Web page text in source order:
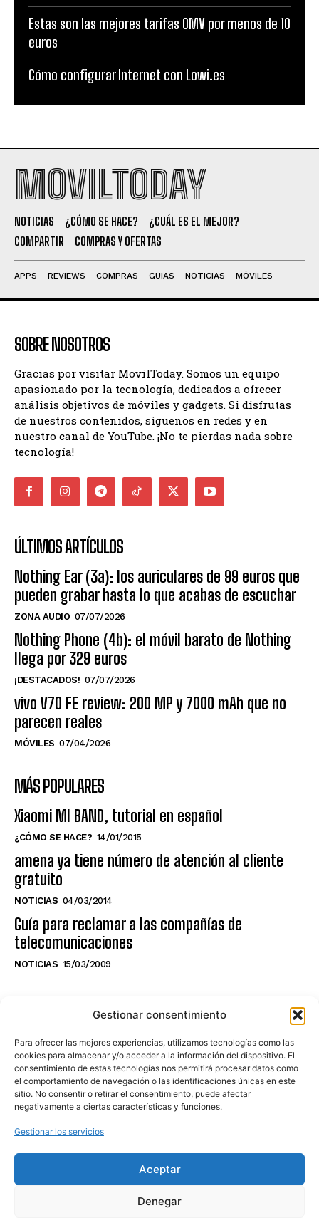
Gestionar consentimiento
Para ofrecer las mejores experiencias, utilizamos tecnologías como las
cookies para almacenar y/o acceder a la información del dispositivo. El
consentimiento de estas tecnologías nos permitirá procesar datos como
el comportamiento de navegación o las identificaciones únicas en este
sitio. No consentir o retirar el consentimiento, puede afectar
negativamente a ciertas características y funciones.
Gestionar los servicios
Aceptar
Denegar
Estas son las mejores tarifas OMV por menos de 10
euros
Cómo configurar Internet con Lowi.es
MOVILTODAY
NOTICIAS ¿CÓMO SE HACE?
¿CUÁL ES EL MEJOR?
COMPARTIR
COMPRAS Y OFERTAS
APPS REVIEWS COMPRAS GUIAS NOTICIAS MÓVILES
SOBRE NOSOTROS
Gracias por visitar MovilToday. Somos un equipo
apasionado por la tecnología, dedicados a ofrecer
análisis objetivos de móviles y gadgets. Si disfrutas
de nuestros contenidos, síguenos en redes y en
nuestro canal de YouTube. ¡No te pierdas nada sobre
tecnología!
ÚLTIMOS ARTÍCULOS
Nothing Ear (3a): los auriculares de 99 euros que
pueden grabar hasta lo que acabas de escuchar
ZONA AUDIO 07/07/2026
Nothing Phone (4b): el móvil barato de Nothing
llega por 329 euros
¡DESTACADOS! 07/07/2026
vivo V70 FE review: 200 MP y 7000 mAh que no
parecen reales
MÓVILES 07/04/2026
MÁS POPULARES
Xiaomi MI BAND, tutorial en español
¿CÓMO SE HACE? 14/01/2015
amena ya tiene número de atención al cliente
gratuito
NOTICIAS 04/03/2014
Guía para reclamar a las compañías de
telecomunicaciones
NOTICIAS 15/03/2009
NO TE PIERDAS LO ÚLTIMO DEL CANAL
Haz clic en «Estoy de acuerdo» para
activar Youtube
POLÍTICA DE COOKIES